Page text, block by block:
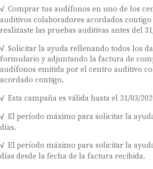
Comprar tus audífonos en uno de los
auditivos colaboradores acordados contigo
realizaste las pruebas auditivas antes del
Solicitar la ayuda rellenando todos los
formulario y adjuntando la factura de
audífonos emitida por el centro auditivo
acordado contigo.
Esta campaña es válida hasta el 31/03/
El período máximo para solicitar la
días.
El período máximo para solicitar la
días desde la fecha de la factura recibida.